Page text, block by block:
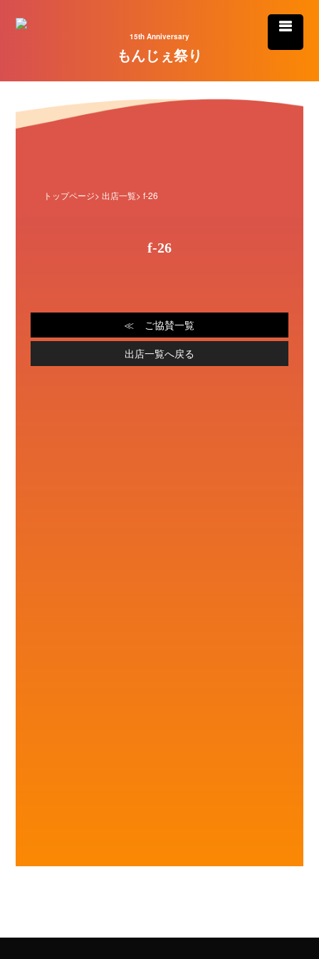
15th Anniversary
もんじぇ祭り
トップページ> 出店一覧> f-26
f-26
ご協賛一覧
出店一覧へ戻る